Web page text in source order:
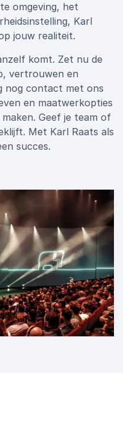
omgeving, het
Karl
jouw realiteit.
komt. Zet nu de
vertrouwen en
nog contact met ons
en maatwerkopties
Geef je team of
Met Karl Raats als
succes.